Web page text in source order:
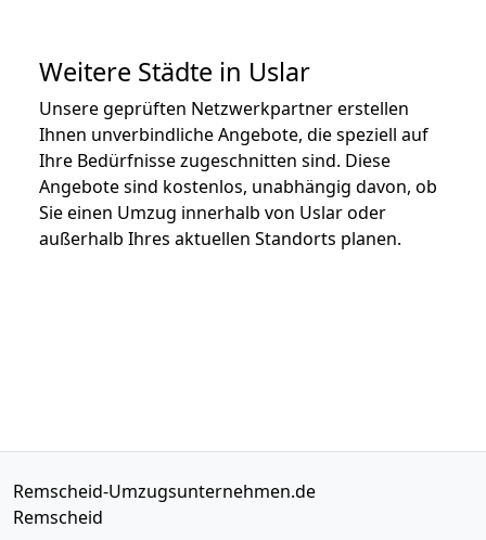
Weitere Städte in Uslar
Unsere geprüften Netzwerkpartner erstellen
Ihnen unverbindliche Angebote, die speziell auf
Ihre Bedürfnisse zugeschnitten sind. Diese
Angebote sind kostenlos, unabhängig davon, ob
Sie einen Umzug innerhalb von Uslar oder
außerhalb Ihres aktuellen Standorts planen.
Remscheid-Umzugsunternehmen.de
Remscheid